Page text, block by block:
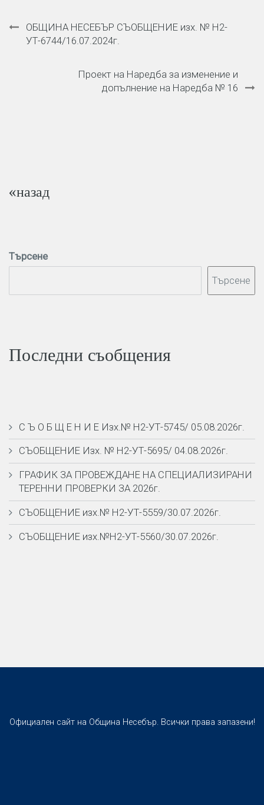
Навигация
ОБЩИНА НЕСЕБЪР СЪОБЩЕНИЕ изх. № Н2-
УТ-6744/16.07.2024г.
Проект на Наредба за изменение и
допълнение на Наредба № 16
«назад
Търсене
Търсене
Последни съобщения
С Ъ О Б Щ Е Н И Е Изх.№ Н2-УТ-5745/ 05.08.2026г.
СЪОБЩЕНИЕ Изх. № Н2-УТ-5695/ 04.08.2026г.
ГРАФИК ЗА ПРОВЕЖДАНЕ НА СПЕЦИАЛИЗИРАНИ
ТЕРЕННИ ПРОВЕРКИ ЗА 2026г.
СЪОБЩЕНИЕ изх.№ Н2-УТ-5559/30.07.2026г.
СЪОБЩЕНИЕ изх.№Н2-УТ-5560/30.07.2026г.
Официален сайт на Община Несебър. Всички права запазени!